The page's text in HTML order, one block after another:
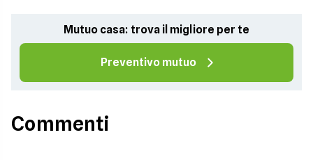
Mutuo casa: trova il migliore per te
Preventivo mutuo
Commenti